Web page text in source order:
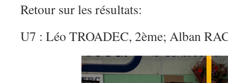
Retour sur les résultats:
U7 : Léo TROADEC, 2ème; Alban